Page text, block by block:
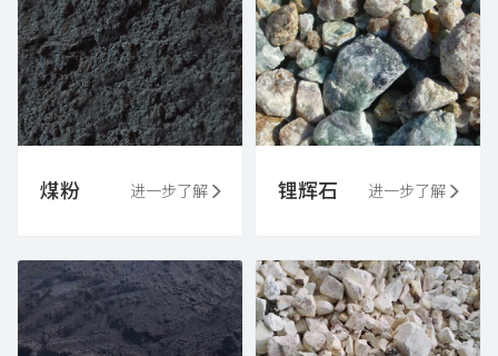
煤粉 进一步了解 锂辉石 进一步了解